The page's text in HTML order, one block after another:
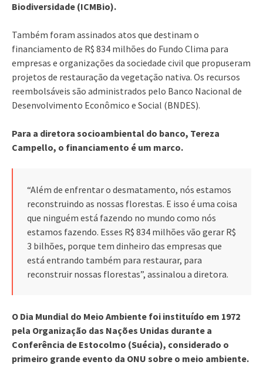
Biodiversidade (ICMBio).
Também foram assinados atos que destinam o
financiamento de R$ 834 milhões do Fundo Clima para
empresas e organizações da sociedade civil que propuseram
projetos de restauração da vegetação nativa. Os recursos
reembolsáveis são administrados pelo Banco Nacional de
Desenvolvimento Econômico e Social (BNDES).
Para a diretora socioambiental do banco, Tereza
Campello, o financiamento é um marco.
“Além de enfrentar o desmatamento, nós estamos
reconstruindo as nossas florestas. E isso é uma coisa
que ninguém está fazendo no mundo como nós
estamos fazendo. Esses R$ 834 milhões vão gerar R$
3 bilhões, porque tem dinheiro das empresas que
está entrando também para restaurar, para
reconstruir nossas florestas”, assinalou a diretora.
O Dia Mundial do Meio Ambiente foi instituído em 1972
pela Organização das Nações Unidas durante a
Conferência de Estocolmo (Suécia), considerado o
primeiro grande evento da ONU sobre o meio ambiente.